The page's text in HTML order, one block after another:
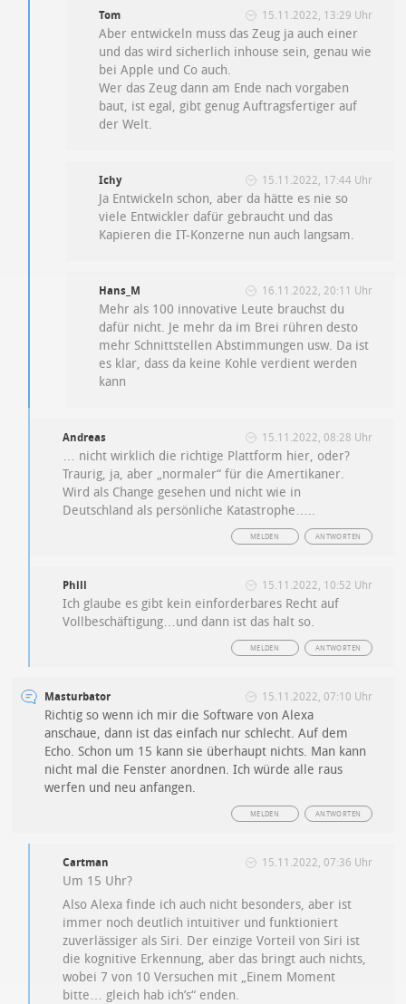
Tom 15.11.2022, 13:29 Uhr
Aber entwickeln muss das Zeug ja auch einer
und das wird sicherlich inhouse sein, genau wie
bei Apple und Co auch.
Wer das Zeug dann am Ende nach vorgaben
baut, ist egal, gibt genug Auftragsfertiger auf
der Welt.
Ichy 15.11.2022, 17:44 Uhr
Ja Entwickeln schon, aber da hätte es nie so
viele Entwickler dafür gebraucht und das
Kapieren die IT-Konzerne nun auch langsam.
Hans_M 16.11.2022, 20:11 Uhr
Mehr als 100 innovative Leute brauchst du
dafür nicht. Je mehr da im Brei rühren desto
mehr Schnittstellen Abstimmungen usw. Da ist
es klar, dass da keine Kohle verdient werden
kann
Andreas 15.11.2022, 08:28 Uhr
… nicht wirklich die richtige Plattform hier, oder?
Traurig, ja, aber „normaler“ für die Amertikaner.
Wird als Change gesehen und nicht wie in
Deutschland als persönliche Katastrophe…..
ANTWORTEN
MELDEN
Phill 15.11.2022, 10:52 Uhr
Ich glaube es gibt kein einforderbares Recht auf
Vollbeschäftigung…und dann ist das halt so.
ANTWORTEN
MELDEN
Masturbator 15.11.2022, 07:10 Uhr
Richtig so wenn ich mir die Software von Alexa
anschaue, dann ist das einfach nur schlecht. Auf dem
Echo. Schon um 15 kann sie überhaupt nichts. Man kann
nicht mal die Fenster anordnen. Ich würde alle raus
werfen und neu anfangen.
ANTWORTEN
MELDEN
Cartman 15.11.2022, 07:36 Uhr
Um 15 Uhr?
Also Alexa finde ich auch nicht besonders, aber ist
immer noch deutlich intuitiver und funktioniert
zuverlässiger als Siri. Der einzige Vorteil von Siri ist
die kognitive Erkennung, aber das bringt auch nichts,
wobei 7 von 10 Versuchen mit „Einem Moment
bitte… gleich hab ich’s“ enden.